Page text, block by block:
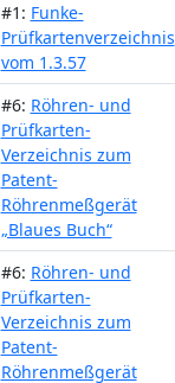
#1: Funke-
Prüfkartenverzeichnis
vom 1.3.57
#6: Röhren- und
Prüfkarten-
Verzeichnis zum
Patent-
Röhrenmeßgerät
„Blaues Buch“
#6: Röhren- und
Prüfkarten-
Verzeichnis zum
Patent-
Röhrenmeßgerät